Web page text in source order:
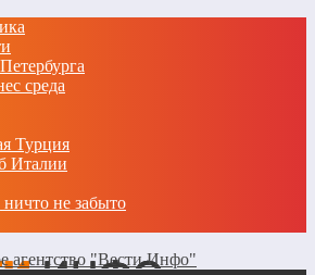
среда
Турция
Италии
не забыто
"Вести Инфо"